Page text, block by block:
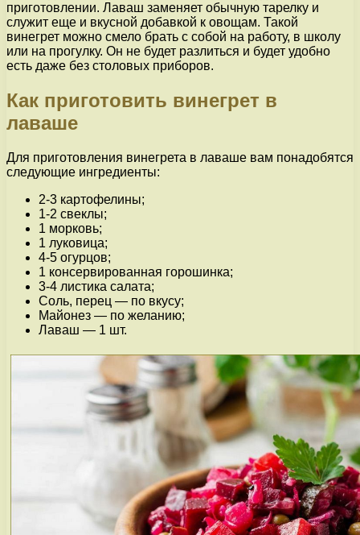
приготовлении. Лаваш заменяет обычную тарелку и
служит еще и вкусной добавкой к овощам. Такой
винегрет можно смело брать с собой на работу, в школу
или на прогулку. Он не будет разлиться и будет удобно
есть даже без столовых приборов.
Как приготовить винегрет в
лаваше
Для приготовления винегрета в лаваше вам понадобятся
следующие ингредиенты:
2-3 картофелины;
1-2 свеклы;
1 морковь;
1 луковица;
4-5 огурцов;
1 консервированная горошинка;
3-4 листика салата;
Соль, перец — по вкусу;
Майонез — по желанию;
Лаваш — 1 шт.